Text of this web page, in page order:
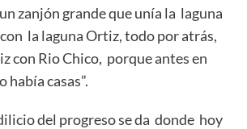
zanjón grande que unía la laguna
la laguna Ortiz, todo por atrás,
con Rio Chico, porque antes en
había casas”.
del progreso se da donde hoy